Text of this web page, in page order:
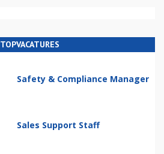
TOPVACATURES
Safety & Compliance Manager
Sales Support Staff